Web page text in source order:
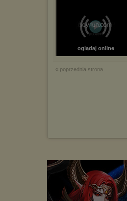
oglądaj online
« poprzednia strona